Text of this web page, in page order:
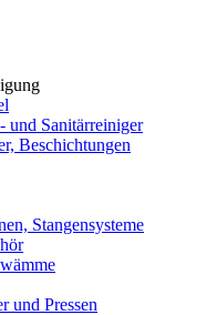
und Sanitärreiniger
Beschichtungen
Stangensysteme
und Pressen